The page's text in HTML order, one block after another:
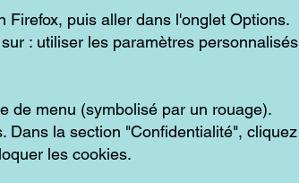
Firefox, puis aller dans l'onglet Options.
: utiliser les paramètres personnalisés
de menu (symbolisé par un rouage).
Dans la section "Confidentialité", cliquez
les cookies.